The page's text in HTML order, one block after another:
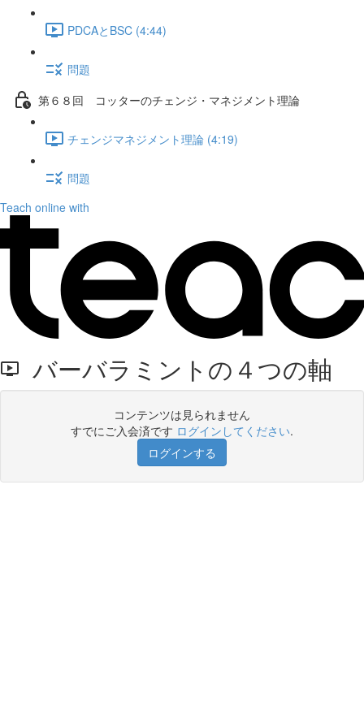
PDCAとBSC (4:44)
問題
第６８回 コッターのチェンジ・マネジメント理論
チェンジマネジメント理論 (4:19)
問題
Teach online with
バーバラミントの４つの軸
コンテンツは見られません
すでにご入会済です ログインしてください.
ログインする